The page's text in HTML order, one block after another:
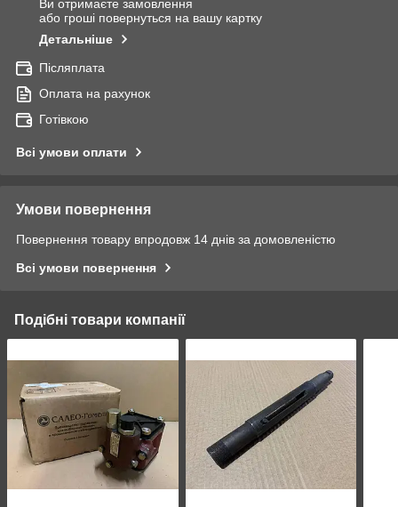
Ви отримаєте замовлення
або гроші повернуться на вашу картку
Детальніше
Післяплата
Оплата на рахунок
Готівкою
Всі умови оплати
Умови повернення
Повернення товару впродовж 14 днів за домовленістю
Всі умови повернення
Подібні товари компанії